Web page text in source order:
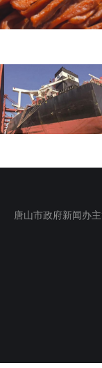
唐山市政府新闻办